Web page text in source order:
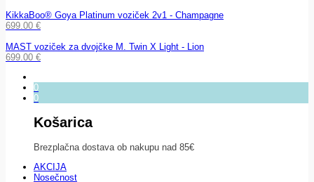
KikkaBoo® Goya Platinum voziček 2v1 - Champagne
699.00 €
MAST voziček za dvojčke M. Twin X Light - Lion
699.00 €
0
0
Košarica
Brezplačna dostava ob nakupu nad 85€
AKCIJA
Nosečnost